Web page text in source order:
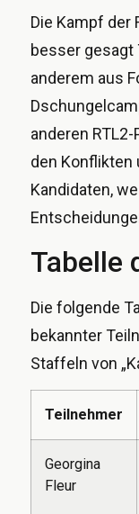
Die Kampf der
besser
anderem aus
anderen
den Konflikten
Kandidaten,
Tabelle
Die folgende
bekannter
Staffeln von
Teilnehmer
Georgina
Fleur